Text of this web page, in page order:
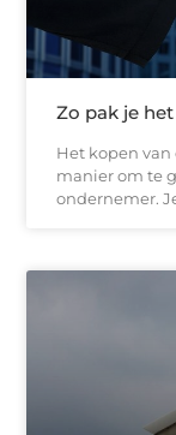
Zo pak je
Het kopen
manier om te
ondernemer.